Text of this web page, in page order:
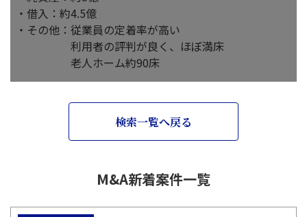
・借入：約4.5億
・その他：従業員の定着率が高い
利用者の評判が良く、ほぼ満床
老人ホーム約90床
検索一覧へ戻る
M&A新着案件一覧